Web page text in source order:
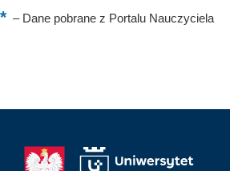
–Dane pobrane z Portalu Nauczyciela